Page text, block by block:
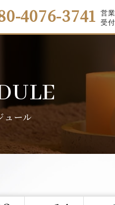
4076-3741
営
受
ュール